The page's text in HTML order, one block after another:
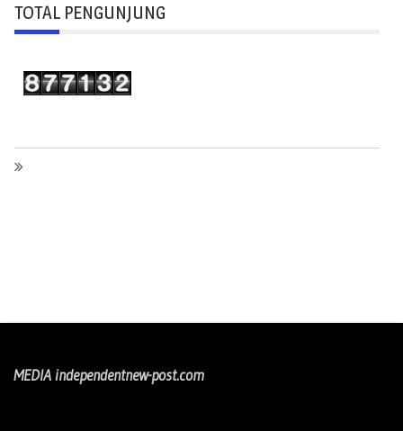
TOTAL PENGUNJUNG
MEDIA independentnew-post.com